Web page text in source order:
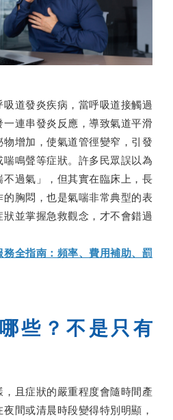
道發炎疾病，當呼吸道接觸過
連串發炎反應，導致氣道平滑
增加，使氣道管徑變窄，引發
鳴聲等症狀。許多民眾誤以為
過氣」，但其實在臨床上，長
胸悶，也是氣喘非常典型的表
並掌握急救觀念，才不會錯過
務全指南：頻率、費用補助、罰
些？不是只有
且症狀的嚴重程度會隨時間產
間或清晨時段變得特別明顯，